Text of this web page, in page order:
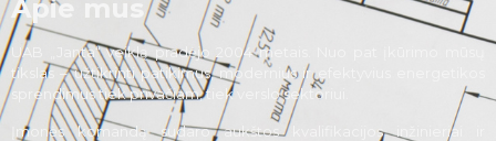
Apie mus
UAB „Janta“ veiklą pradėjo 2004 metais. Nuo pat įkūrimo mūsų
tikslas – užtikrinti patikimus, modernius ir efektyvius energetikos
sprendimus tiek privačiam, tiek verslo sektoriui.
Įmonės komandą sudaro aukštos kvalifikacijos inžinieriai ir